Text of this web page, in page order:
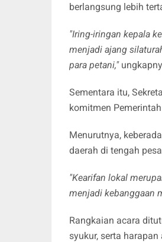
berlangsung lebih
"Iring-iringan kepala
menjadi ajang
para petani,"
Sementara itu,
komitmen
Menurutnya,
daerah di tengah
"Kearifan lokal
menjadi kebanggaan
Rangkaian acara
syukur, serta